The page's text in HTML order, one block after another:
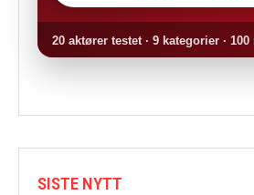
20 aktører testet · 9 kategorier ·
SISTE NYTT